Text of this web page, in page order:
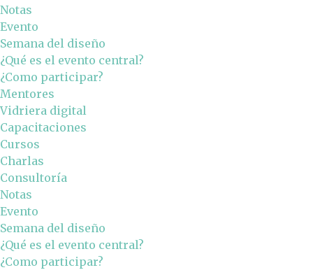
Notas
Evento
Semana del diseño
¿Qué es el evento central?
¿Como participar?
Mentores
Vidriera digital
Capacitaciones
Cursos
Charlas
Consultoría
Notas
Evento
Semana del diseño
¿Qué es el evento central?
¿Como participar?